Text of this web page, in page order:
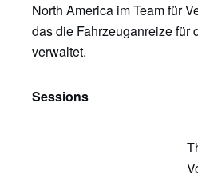
North America im Team für
das die Fahrzeuganreize für
verwaltet.
Sessions